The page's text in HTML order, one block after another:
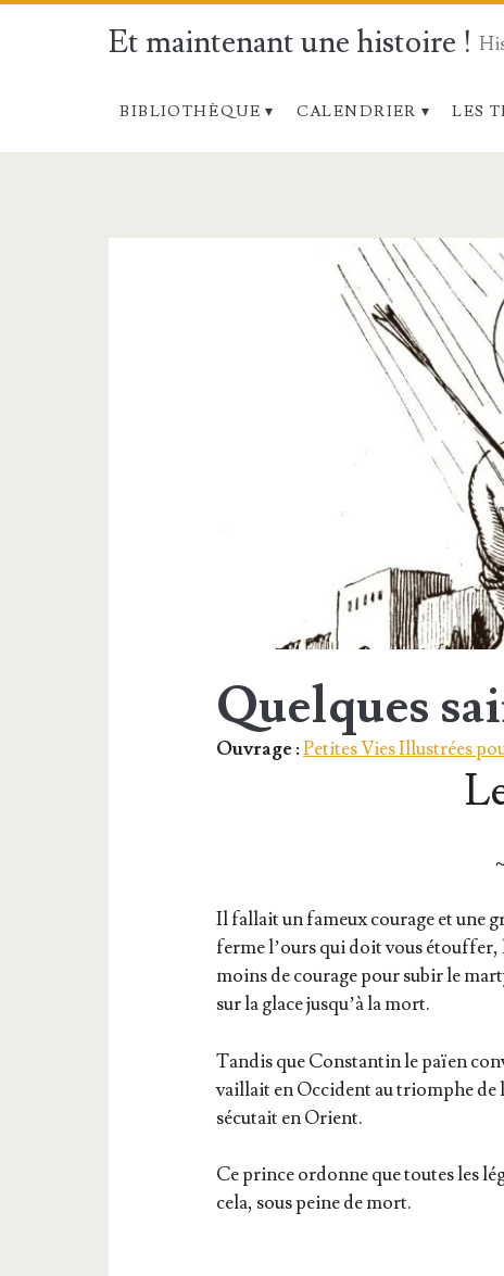
Et maintenant une histoire !
BIBLIOTHÈQUE CALENDRIER LES
août</span>
Quelques
Ouvrage :Petites Vies Illustrées
Il fal­lait un fameux cou­rage et une
ferme l’ours qui doit vous
moins de cou­rage pour subir le
sur la glace jus­qu’à la mort.
Tan­dis que Constan­tin le païen
vaillait en Occi­dent au triomphe de
sé­cu­tait en Orient.
Ce prince ordonne que toutes les
cela, sous peine de mort.